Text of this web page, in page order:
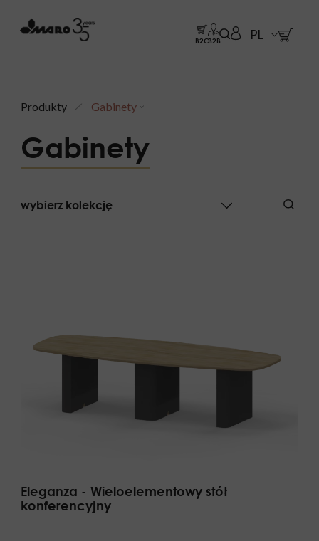
B2CB2B PL
Produkty Gabinety
Gabinety
wybierz kolekcję
Eleganza - Wieloelementowy stół
konferencyjny